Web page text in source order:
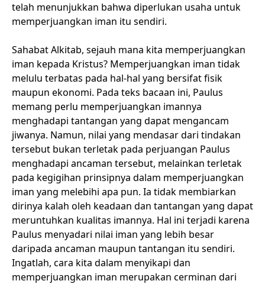
telah menunjukkan bahwa diperlukan usaha untuk
memperjuangkan iman itu sendiri.
Sahabat Alkitab, sejauh mana kita memperjuangkan
iman kepada Kristus? Memperjuangkan iman tidak
melulu terbatas pada hal-hal yang bersifat fisik
maupun ekonomi. Pada teks bacaan ini, Paulus
memang perlu memperjuangkan imannya
menghadapi tantangan yang dapat mengancam
jiwanya. Namun, nilai yang mendasar dari tindakan
tersebut bukan terletak pada perjuangan Paulus
menghadapi ancaman tersebut, melainkan terletak
pada kegigihan prinsipnya dalam memperjuangkan
iman yang melebihi apa pun. Ia tidak membiarkan
dirinya kalah oleh keadaan dan tantangan yang dapat
meruntuhkan kualitas imannya. Hal ini terjadi karena
Paulus menyadari nilai iman yang lebih besar
daripada ancaman maupun tantangan itu sendiri.
Ingatlah, cara kita dalam menyikapi dan
memperjuangkan iman merupakan cerminan dari